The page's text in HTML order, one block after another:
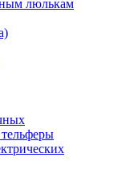
люлькам